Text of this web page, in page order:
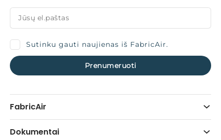
FabricAir
Dokumentai
Sutinku gauti naujienas iš FabricAir.